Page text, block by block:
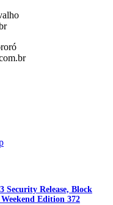
Security Release, Block
Edition 372